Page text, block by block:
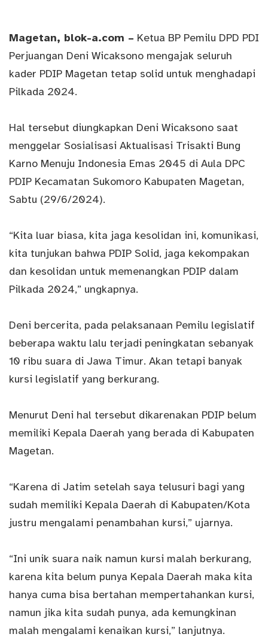
Magetan, blok-a.com – Ketua BP Pemilu DPD PDI
Perjuangan Deni Wicaksono mengajak seluruh
kader PDIP Magetan tetap solid untuk menghadapi
Pilkada 2024.
Hal tersebut diungkapkan Deni Wicaksono saat
menggelar Sosialisasi Aktualisasi Trisakti Bung
Karno Menuju Indonesia Emas 2045 di Aula DPC
PDIP Kecamatan Sukomoro Kabupaten Magetan,
Sabtu (29/6/2024).
“Kita luar biasa, kita jaga kesolidan ini, komunikasi,
kita tunjukan bahwa PDIP Solid, jaga kekompakan
dan kesolidan untuk memenangkan PDIP dalam
Pilkada 2024,” ungkapnya.
Deni bercerita, pada pelaksanaan Pemilu legislatif
beberapa waktu lalu terjadi peningkatan sebanyak
10 ribu suara di Jawa Timur. Akan tetapi banyak
kursi legislatif yang berkurang.
Menurut Deni hal tersebut dikarenakan PDIP belum
memiliki Kepala Daerah yang berada di Kabupaten
Magetan.
“Karena di Jatim setelah saya telusuri bagi yang
sudah memiliki Kepala Daerah di Kabupaten/Kota
justru mengalami penambahan kursi,” ujarnya.
“Ini unik suara naik namun kursi malah berkurang,
karena kita belum punya Kepala Daerah maka kita
hanya cuma bisa bertahan mempertahankan kursi,
namun jika kita sudah punya, ada kemungkinan
malah mengalami kenaikan kursi,” lanjutnya.